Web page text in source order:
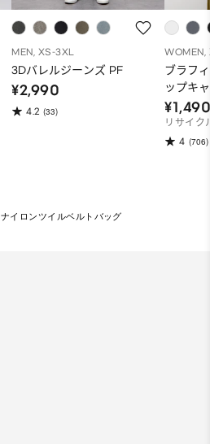
MEN, XS-3XL
3Dバレルジーンズ PF
¥2,990
4.2 (33)
WOMEN,
ブラフ
ップキ
リサイク
4 (706)
ナイロンツイルベルトバッグ